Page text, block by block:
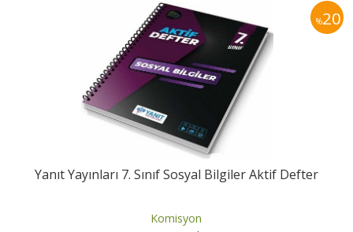
%20
Yanıt Yayınları 7. Sınıf Sosyal Bilgiler Aktif Defter
Komisyon